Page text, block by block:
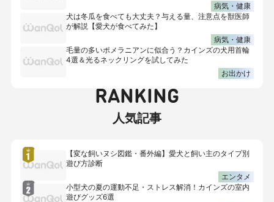
病気・健康
犬は冬瓜を食べても大丈夫？与える量、注意点を獣医師
が解説【愛犬が食べてみた】
病気・健康
毛量の多いポメラニアンに似合う？カインズの犬用首輪
4選＆光るネックリングを試してみた
お出かけ
RANKING
人気記事
【変な飼いヌシ図鑑・番外編】愛犬と飼い主のタイプ別
遊び方診断
エンタメ
小型犬の夏の運動不足・ストレス解消！カインズの室内
遊びグッズ6選